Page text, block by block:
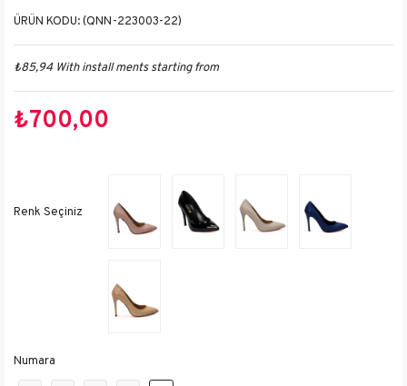
(QNN-223003-22)
₺85,94 With install ments starting from
₺700,00
Numara